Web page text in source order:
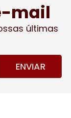
mail
últimas
ENVIAR